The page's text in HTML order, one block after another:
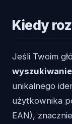
Kiedy
Jeśli Twoim
wyszukiwanie
unikalnego
użytkownika
EAN),